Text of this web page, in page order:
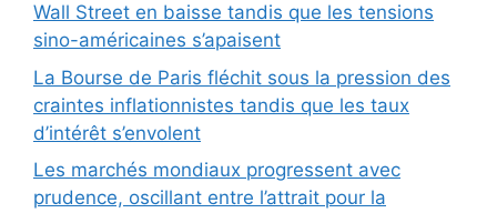
Wall Street en baisse tandis que les tensions
sino-américaines s’apaisent
La Bourse de Paris fléchit sous la pression des
craintes inflationnistes tandis que les taux
d’intérêt s’envolent
Les marchés mondiaux progressent avec
prudence, oscillant entre l’attrait pour la